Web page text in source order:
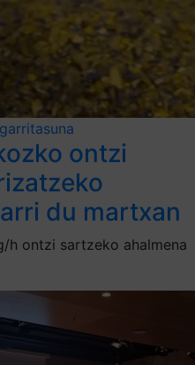
ontzi
du martxan
h ontzi sartzeko ahalmena